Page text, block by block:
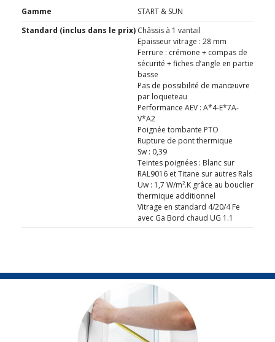
Gamme
START & SUN
Standard (inclus dans le prix) Châssis à 1 vantail
Epaisseur vitrage : 28 mm
Ferrure : crémone + compas de
sécurité + fiches d’angle en partie
basse
Pas de possibilité de manœuvre
par loqueteau
Performance AEV : A*4-E*7A-
V*A2
Poignée tombante PTO
Rupture de pont thermique
Sw : 0,39
Teintes poignées : Blanc sur
RAL9016 et Titane sur autres Rals
Uw : 1,7 W/m².K grâce au bouclier
thermique additionnel
Vitrage en standard 4/20/4 Fe
avec Ga Bord chaud UG 1.1